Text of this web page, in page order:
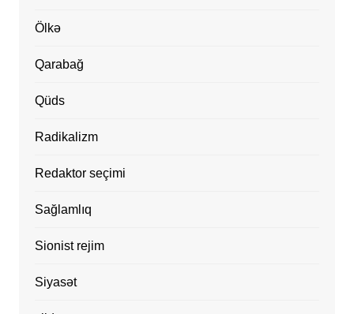
Ölkə
Qarabağ
Qüds
Radikalizm
Redaktor seçimi
Sağlamlıq
Sionist rejim
Siyasət